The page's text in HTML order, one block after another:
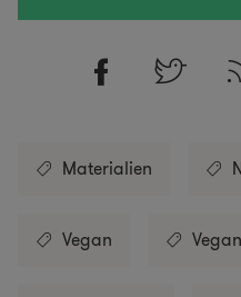
Materialien
Vegan